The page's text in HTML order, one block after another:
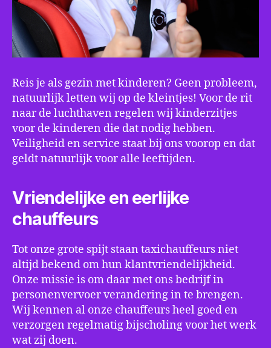
Reis je als gezin met kinderen? Geen probleem,
natuurlijk letten wij op de kleintjes! Voor de rit
naar de luchthaven regelen wij kinderzitjes
voor de kinderen die dat nodig hebben.
Veiligheid en service staat bij ons voorop en dat
geldt natuurlijk voor alle leeftijden.
Vriendelijke en eerlijke
chauffeurs
Tot onze grote spijt staan taxichauffeurs niet
altijd bekend om hun klantvriendelijkheid.
Onze missie is om daar met ons bedrijf in
personenvervoer verandering in te brengen.
Wij kennen al onze chauffeurs heel goed en
verzorgen regelmatig bijscholing voor het werk
wat zij doen.